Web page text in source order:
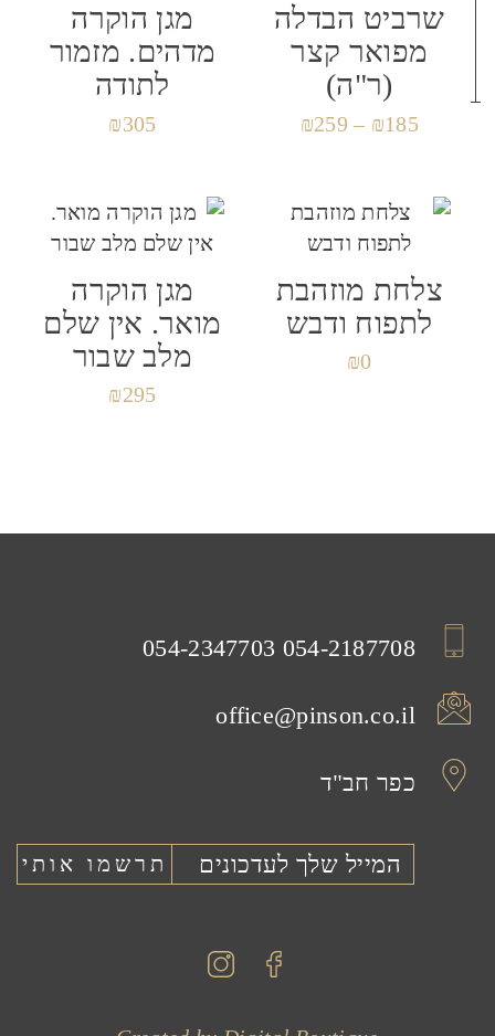
שם*
אימייל*
שמור בדפדפן זה את השם, האימייל והאתר שלי
לפעם הבאה שאגיב.
שרביט הבדלה
מפואר קצר
(ר"ה)
₪185
–
₪259
מגן הוקרה
מדהים. מזמור
לתודה
₪305
צלחת מוזהבת
לתפוח ודבש
₪0
מגן הוקרה
מואר. אין שלם
מלב שבור
₪295
054-2187708
054-2347703
office@pinson.co.il
כפר חב"ד